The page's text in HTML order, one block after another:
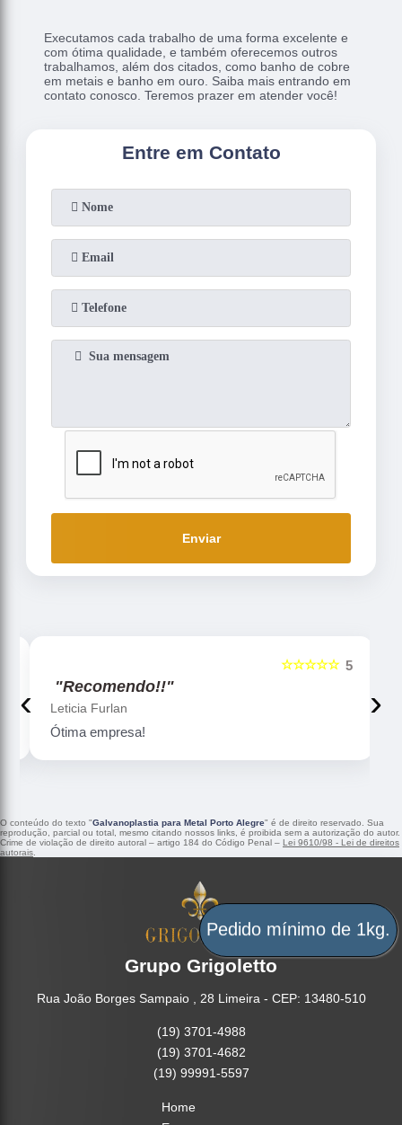
Executamos cada trabalho de uma forma excelente e
com ótima qualidade, e também oferecemos outros
trabalhamos, além dos citados, como banho de cobre
em metais e banho em ouro. Saiba mais entrando em
contato conosco. Teremos prazer em atender você!
Entre em Contato
Enviar
☆☆☆☆☆
"Recomendo!!"
Gislaine zanini
Peças maravilhosa ! Banho de confiança
‹ ›
O conteúdo do texto "Galvanoplastia para Metal Porto Alegre" é de direito reservado. Sua
reprodução, parcial ou total, mesmo citando nossos links, é proibida sem a autorização do autor.
Crime de violação de direito autoral – artigo 184 do Código Penal – Lei 9610/98 - Lei de direitos
autorais
Grupo Grigoletto
Rua João Borges Sampaio , 28 Limeira - CEP: 13480-510
(19) 3701-4988
(19) 3701-4682
(19) 99991-5597
Home
Pedido mínimo de 1kg.